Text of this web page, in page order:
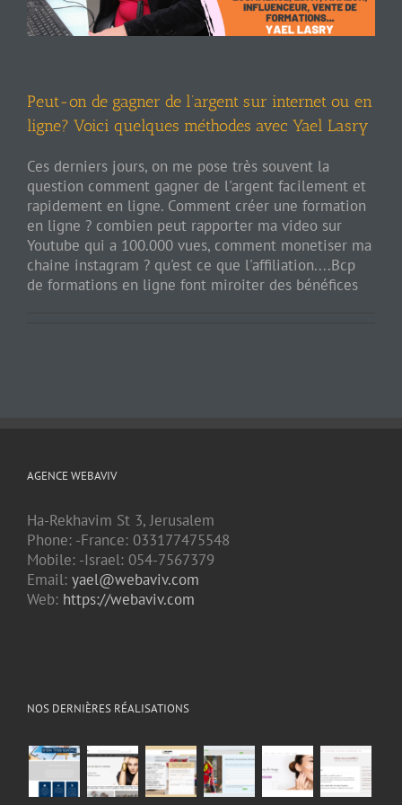
Peut-on de gagner de l’argent sur internet ou en
ligne? Voici quelques méthodes avec Yael Lasry
Ces derniers jours, on me pose très souvent la
question comment gagner de l'argent facilement et
rapidement en ligne. Comment créer une formation
en ligne ? combien peut rapporter ma video sur
Youtube qui a 100.000 vues, comment monetiser ma
chaine instagram ? qu'est ce que l'affiliation....Bcp
de formations en ligne font miroiter des bénéfices
AGENCE WEBAVIV
Ha-Rekhavim St 3, Jerusalem
Phone: -France: 033177475548
Mobile: -Israel: 054-7567379
Email: yael@webaviv.com
Web: https://webaviv.com
NOS DERNIÈRES RÉALISATIONS